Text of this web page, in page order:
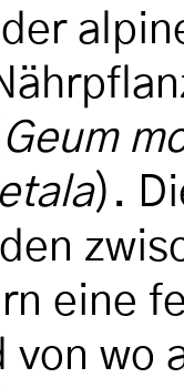
Geum
).
eine
wo